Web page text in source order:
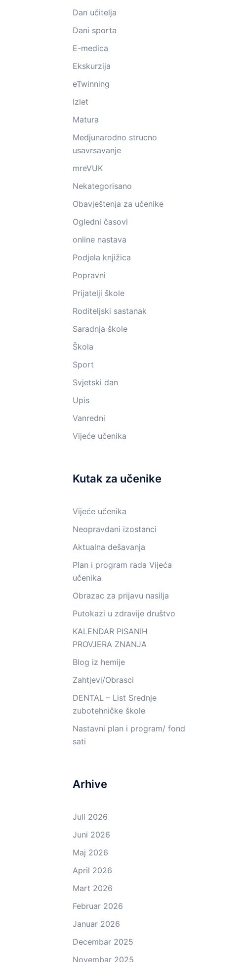
Dan učitelja
Dani sporta
E-medica
Ekskurzija
eTwinning
Izlet
Matura
Medjunarodno strucno
usavrsavanje
mreVUK
Nekategorisano
Obavještenja za učenike
Ogledni časovi
online nastava
Podjela knjižica
Popravni
Prijatelji škole
Roditeljski sastanak
Saradnja škole
Škola
Sport
Svjetski dan
Upis
Vanredni
Vijeće učenika
Kutak za učenike
Vijeće učenika
Neopravdani izostanci
Aktualna dešavanja
Plan i program rada Vijeća
učenika
Obrazac za prijavu nasilja
Putokazi u zdravije društvo
KALENDAR PISANIH
PROVJERA ZNANJA
Blog iz hemije
Zahtjevi/Obrasci
DENTAL – List Srednje
zubotehničke škole
Nastavni plan i program/ fond
sati
Arhive
Juli 2026
Juni 2026
Maj 2026
April 2026
Mart 2026
Februar 2026
Januar 2026
Decembar 2025
Novembar 2025